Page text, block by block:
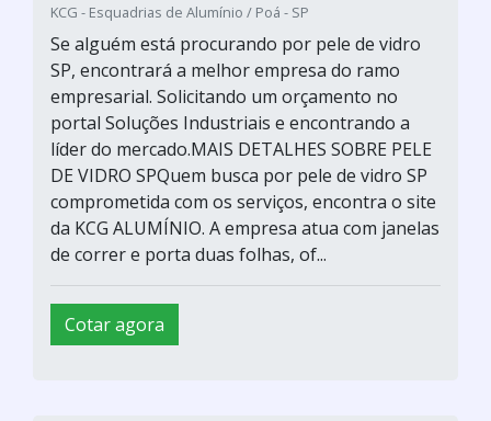
KCG - Esquadrias de Alumínio / Poá - SP
Se alguém está procurando por pele de vidro
SP, encontrará a melhor empresa do ramo
empresarial. Solicitando um orçamento no
portal Soluções Industriais e encontrando a
líder do mercado.MAIS DETALHES SOBRE PELE
DE VIDRO SPQuem busca por pele de vidro SP
comprometida com os serviços, encontra o site
da KCG ALUMÍNIO. A empresa atua com janelas
de correr e porta duas folhas, of...
Cotar agora